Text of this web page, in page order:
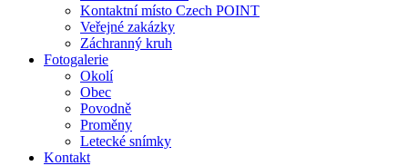
Kontaktní místo Czech POINT
Veřejné zakázky
Záchranný kruh
Fotogalerie
Okolí
Obec
Povodně
Proměny
Letecké snímky
Kontakt